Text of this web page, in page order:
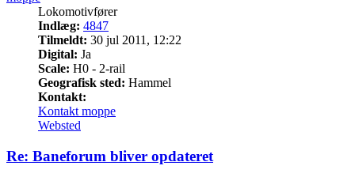
Lokomotivfører
Indlæg: 4847
Tilmeldt: 30 jul 2011, 12:22
Digital: Ja
Scale: H0 - 2-rail
Geografisk sted: Hammel
Kontakt:
Kontakt moppe
Websted
Re: Baneforum bliver opdateret